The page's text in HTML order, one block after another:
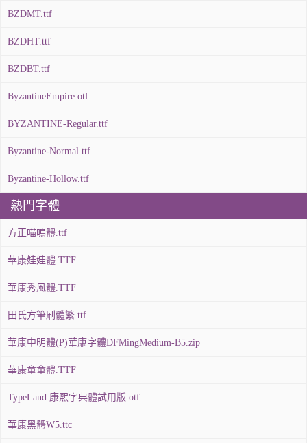
BZDMT.ttf
BZDHT.ttf
BZDBT.ttf
ByzantineEmpire.otf
BYZANTINE-Regular.ttf
Byzantine-Normal.ttf
Byzantine-Hollow.ttf
熱門字體
方正喵嗚體.ttf
華康娃娃體.TTF
華康秀風體.TTF
田氏方筆刷體繁.ttf
華康中明體(P)華康字體DFMingMedium-B5.zip
華康童童體.TTF
TypeLand 康熙字典體試用版.otf
華康黑體W5.ttc